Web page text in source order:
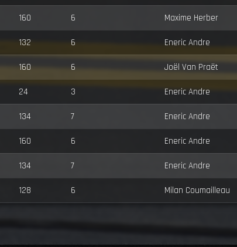
160 6 Maxime Herber
132 6 Eneric Andre
160 6 Joël Van Praët
24 3 Eneric Andre
134 7 Eneric Andre
160 6 Eneric Andre
134 7 Eneric Andre
128 6 Milan Coumailleau